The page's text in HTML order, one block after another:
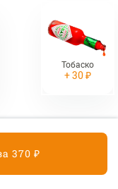
кремом
Тобаско
+ 30 ₽
370 ₽